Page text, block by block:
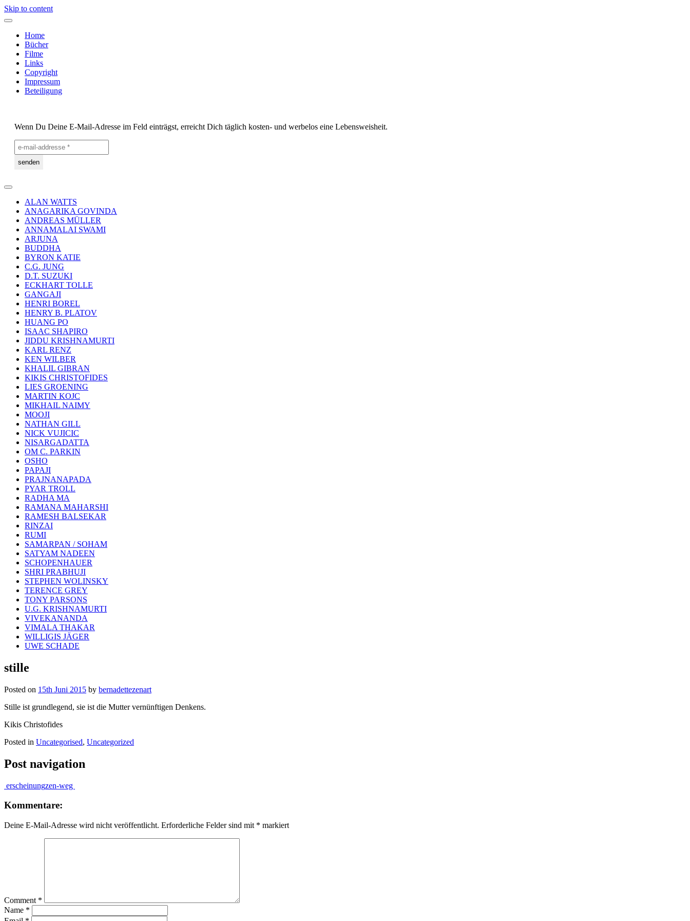
Skip to content
Home
Bücher
Filme
Links
Copyright
Impressum
Beteiligung
Wenn Du Deine E-Mail-Adresse im Feld einträgst, erreicht Dich täglich kosten- und werbelos eine Lebensweisheit.
ALAN WATTS
ANAGARIKA GOVINDA
ANDREAS MÜLLER
ANNAMALAI SWAMI
ARJUNA
BUDDHA
BYRON KATIE
C.G. JUNG
D.T. SUZUKI
ECKHART TOLLE
GANGAJI
HENRI BOREL
HENRY B. PLATOV
HUANG PO
ISAAC SHAPIRO
JIDDU KRISHNAMURTI
KARL RENZ
KEN WILBER
KHALIL GIBRAN
KIKIS CHRISTOFIDES
LIES GROENING
MARTIN KOJC
MIKHAIL NAIMY
MOOJI
NATHAN GILL
NICK VUJICIC
NISARGADATTA
OM C. PARKIN
OSHO
PAPAJI
PRAJNANAPADA
PYAR TROLL
RADHA MA
RAMANA MAHARSHI
RAMESH BALSEKAR
RINZAI
RUMI
SAMARPAN / SOHAM
SATYAM NADEEN
SCHOPENHAUER
SHRI PRABHUJI
STEPHEN WOLINSKY
TERENCE GREY
TONY PARSONS
U.G. KRISHNAMURTI
VIVEKANANDA
VIMALA THAKAR
WILLIGIS JÄGER
UWE SCHADE
stille
Posted on 15th Juni 2015 by bernadettezenart
Stille ist grundlegend, sie ist die Mutter vernünftigen Denkens.
Kikis Christofides
Posted in Uncategorised, Uncategorized
Post navigation
erscheinungzen-weg
Kommentare:
Deine E-Mail-Adresse wird nicht veröffentlicht. Erforderliche Felder sind mit * markiert
Comment *
Name *